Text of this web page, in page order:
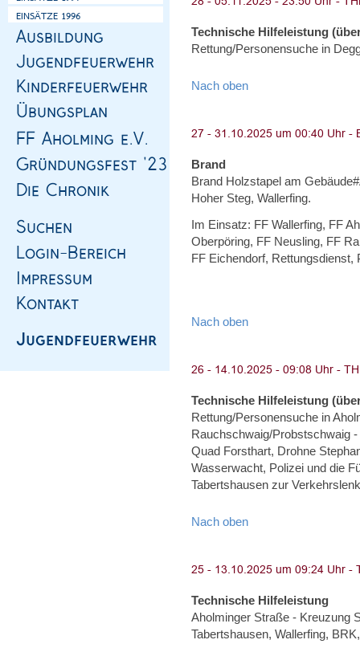
Technische Hilfeleistung
Rettung/Personensuche in
Nach oben
Brand
Brand Holzstapel am
Hoher Steg, Wallerfing.
Im Einsatz: FF Wallerfing, FF
Oberpöring, FF Neusling, FF
FF Eichendorf, Rettungsdienst,
Nach oben
Technische Hilfeleistung
Rettung/Personensuche in
Rauchschwaig/Probstschwaig
Quad Forsthart, Drohne
Wasserwacht, Polizei und die
Tabertshausen zur
Nach oben
Technische Hilfeleistung
Aholminger Straße - Kreuzung
Tabertshausen, Wallerfing,